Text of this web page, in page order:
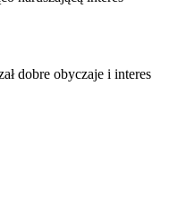
dobre obyczaje i interes